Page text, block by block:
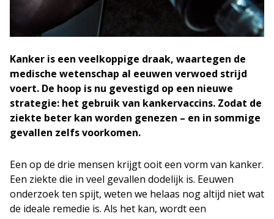
Kanker is een veelkoppige draak, waartegen de
medische wetenschap al eeuwen verwoed strijd
voert. De hoop is nu gevestigd op een nieuwe
strategie: het gebruik van kankervaccins. Zodat de
ziekte beter kan worden genezen – en in sommige
gevallen zelfs voorkomen.
Een op de drie mensen krijgt ooit een vorm van kanker.
Een ziekte die in veel gevallen dodelijk is. Eeuwen
onderzoek ten spijt, weten we helaas nog altijd niet wat
de ideale remedie is. Als het kan, wordt een